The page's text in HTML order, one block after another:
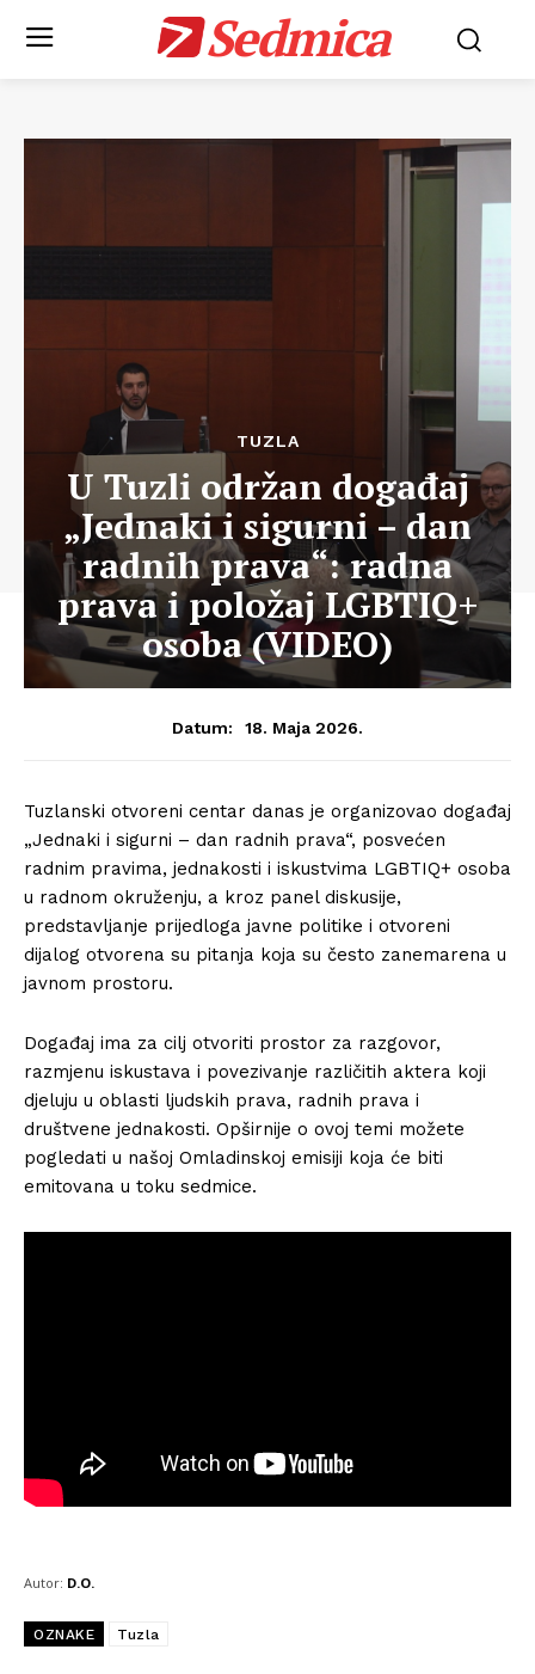
Sedmica
TUZLA
U Tuzli održan događaj
„Jednaki i sigurni – dan
radnih prava“: radna
prava i položaj LGBTIQ+
osoba (VIDEO)
Datum: 18. Maja 2026.
Tuzlanski otvoreni centar danas je organizovao događaj
„Jednaki i sigurni – dan radnih prava“, posvećen
radnim pravima, jednakosti i iskustvima LGBTIQ+ osoba
u radnom okruženju, a kroz panel diskusije,
predstavljanje prijedloga javne politike i otvoreni
dijalog otvorena su pitanja koja su često zanemarena u
javnom prostoru.
Događaj ima za cilj otvoriti prostor za razgovor,
razmjenu iskustava i povezivanje različitih aktera koji
djeluju u oblasti ljudskih prava, radnih prava i
društvene jednakosti. Opširnije o ovoj temi možete
pogledati u našoj Omladinskoj emisiji koja će biti
emitovana u toku sedmice.
Autor: D.O.
OZNAKE Tuzla